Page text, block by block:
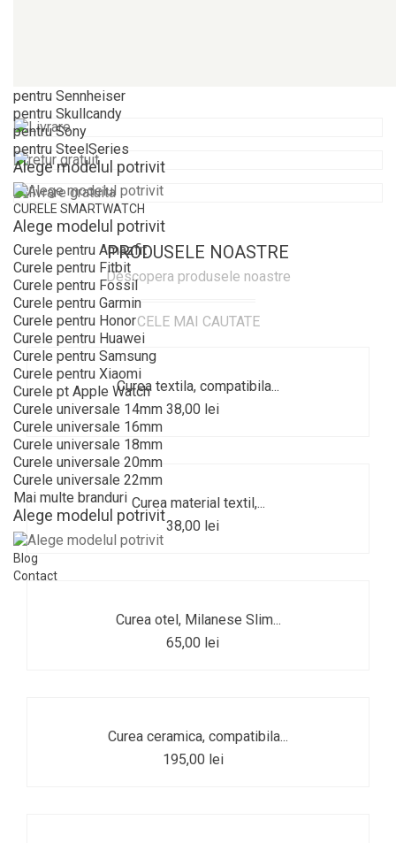
pentru Sennheiser
pentru Skullcandy
pentru Sony
pentru SteelSeries
Alege modelul potrivit
CURELE SMARTWATCH
Alege modelul potrivit
Curele pentru Amazfit
Curele pentru Fitbit
Curele pentru Fossil
Curele pentru Garmin
Curele pentru Honor
Curele pentru Huawei
Curele pentru Samsung
Curele pentru Xiaomi
Curele pt Apple Watch
Curele universale 14mm
Curele universale 16mm
Curele universale 18mm
Curele universale 20mm
Curele universale 22mm
Mai multe branduri
Alege modelul potrivit
Blog
Contact
PRODUSELE NOASTRE
Descopera produsele noastre
CELE MAI CAUTATE
Curea textila, compatibila...
38,00 lei
Curea material textil,...
38,00 lei
Curea otel, Milanese Slim...
65,00 lei
Curea ceramica, compatibila...
195,00 lei